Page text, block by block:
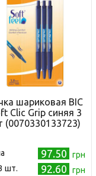
шариковая BIC
Clic Grip синяя 3
(0070330133723)
97.50
грн
шт.
92.60
грн